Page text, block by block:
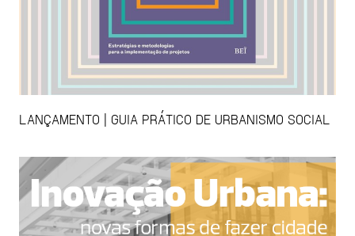
LANÇAMENTO | GUIA PRÁTICO DE URBANISMO SOCIAL